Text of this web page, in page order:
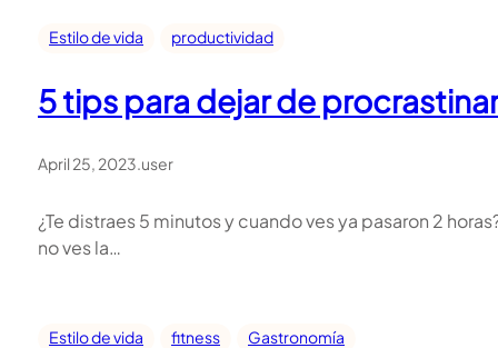
Estilo de vida productividad
5 tips para dejar de procrastinar
April 25, 2023.user
¿Te distraes 5 minutos y cuando ves ya pasaron 2
no ves la…
Estilo de vida fitness Gastronomía